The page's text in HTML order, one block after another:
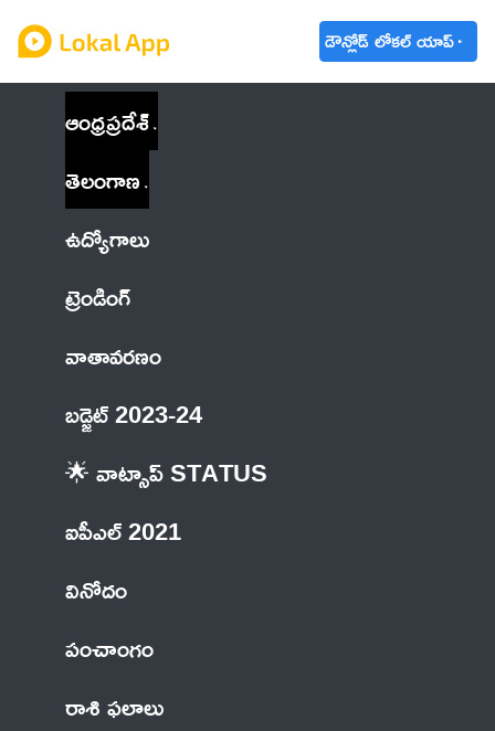
డౌన్లోడ్ లోకల్ యాప్
ఆంధ్రప్రదేశ్
తెలంగాణ
ఉద్యోగాలు
ట్రెండింగ్
వాతావరణం
బడ్జెట్ 2023-24
🌟 వాట్సాప్ STATUS
ఐపీఎల్ 2021
వినోదం
పంచాంగం
రాశి ఫలాలు